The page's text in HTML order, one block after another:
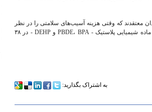
معتقدند که وقتی هزینه آسیب‌های سلامتی را در نظر
بگیریم، گران است. یک تخمین از آسیب‌های سلامتی ناشی از تنها سه ماده شیمیایی پلاستیک - PBDE، BPA و DEHP - در ۳۸
به اشتراک بگذارید: